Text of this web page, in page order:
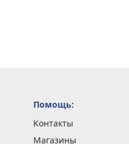
Помощь:
Контакты
Магазины